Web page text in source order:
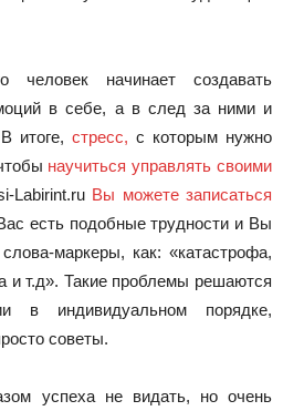
начинает создавать
в себе, а в след за ними и
итоге, стресс, с которым нужно
научиться управлять своими
Labirint.ru Вы можете записаться
есть подобные трудности и Вы
маркеры, как: «катастрофа,
и т.д». Такие проблемы решаются
в индивидуальном порядке,
советы.
успеха не видать, но очень